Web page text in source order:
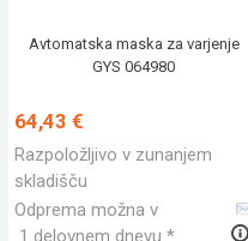
Avtomatska maska za varjenje
GYS 064980
64,43 €
Razpoložljivo v zunanjem
skladišču
Odprema možna v
1 delovnem dnevu *